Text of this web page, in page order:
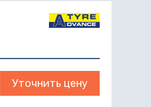
Уточнить цену